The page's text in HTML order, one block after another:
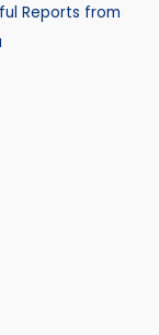
Reports from